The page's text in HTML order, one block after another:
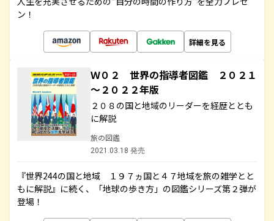
ン！
詳細を見る
Ｗ０２ 世界の指導者図鑑 ２０２１
～２０２２年版
２０８の国と地域のリーダーを経歴ととも
に解説
旅の図鑑
2021.03.18 発売
『世界244の国と地域 １９７ヵ国と４７地域を旅の雑学とと
もに解説』に続く、「地球の歩き方」の図鑑シリーズ第２弾が
登場！